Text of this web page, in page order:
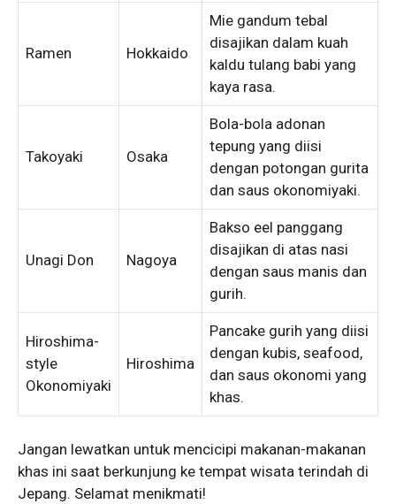
Ramen Hokkaido
Mie gandum tebal
disajikan dalam kuah
kaldu tulang babi yang
kaya rasa.
Takoyaki Osaka
Bola-bola adonan
tepung yang diisi
dengan potongan gurita
dan saus okonomiyaki.
Unagi Don Nagoya
Bakso eel panggang
disajikan di atas nasi
dengan saus manis dan
gurih.
Hiroshima-
style
Okonomiyaki
Hiroshima
Pancake gurih yang diisi
dengan kubis, seafood,
dan saus okonomi yang
khas.
Jangan lewatkan untuk mencicipi makanan-makanan
khas ini saat berkunjung ke tempat wisata terindah di
Jepang. Selamat menikmati!